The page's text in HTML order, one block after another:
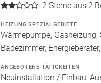
2 Sterne aus 2
HEIZUNG SPEZIALGEBIETE
Wärmepumpe,
Badezimmer,
ANGEBOTENE TÄTIGKEITEN
Neuinstallation / Einbau,